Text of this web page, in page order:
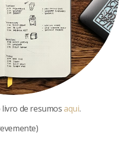
livro de resumosaqui.